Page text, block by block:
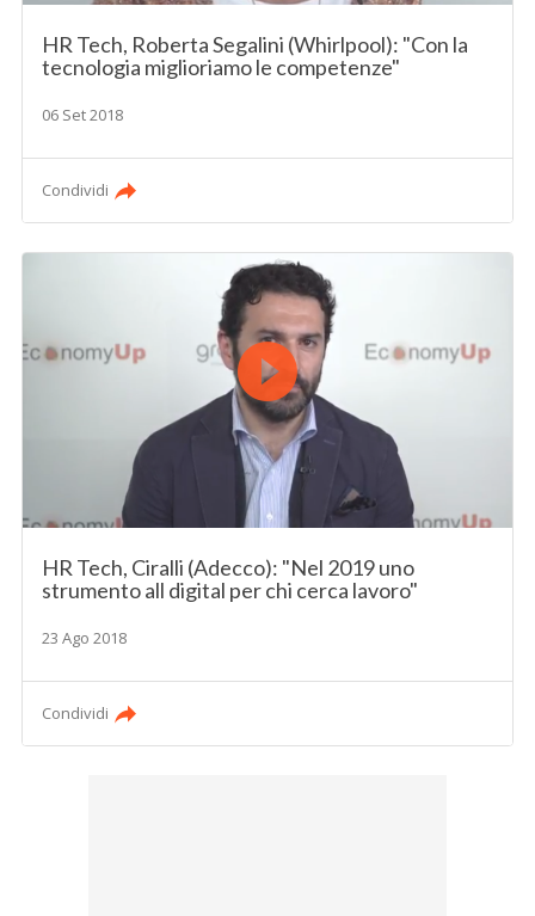
HR Tech, Roberta Segalini (Whirlpool): "Con la
tecnologia miglioriamo le competenze"
06 Set 2018
Condividi
HR Tech, Ciralli (Adecco): "Nel 2019 uno
strumento all digital per chi cerca lavoro"
23 Ago 2018
Condividi